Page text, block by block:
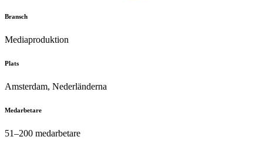
Bransch
Mediaproduktion
Plats
Amsterdam, Nederländerna
Medarbetare
51–200 medarbetare